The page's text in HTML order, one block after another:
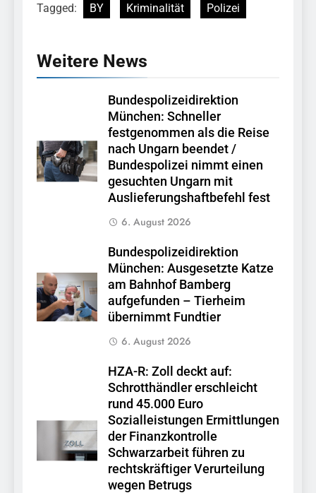
Tagged: BY Kriminalität Polizei
Weitere News
Bundespolizeidirektion
München: Schneller
festgenommen als die Reise
nach Ungarn beendet /
Bundespolizei nimmt einen
gesuchten Ungarn mit
Auslieferungshaftbefehl fest
6. August 2026
Bundespolizeidirektion
München: Ausgesetzte Katze
am Bahnhof Bamberg
aufgefunden – Tierheim
übernimmt Fundtier
6. August 2026
HZA-R: Zoll deckt auf:
Schrotthändler erschleicht
rund 45.000 Euro
Sozialleistungen Ermittlungen
der Finanzkontrolle
Schwarzarbeit führen zu
rechtskräftiger Verurteilung
wegen Betrugs